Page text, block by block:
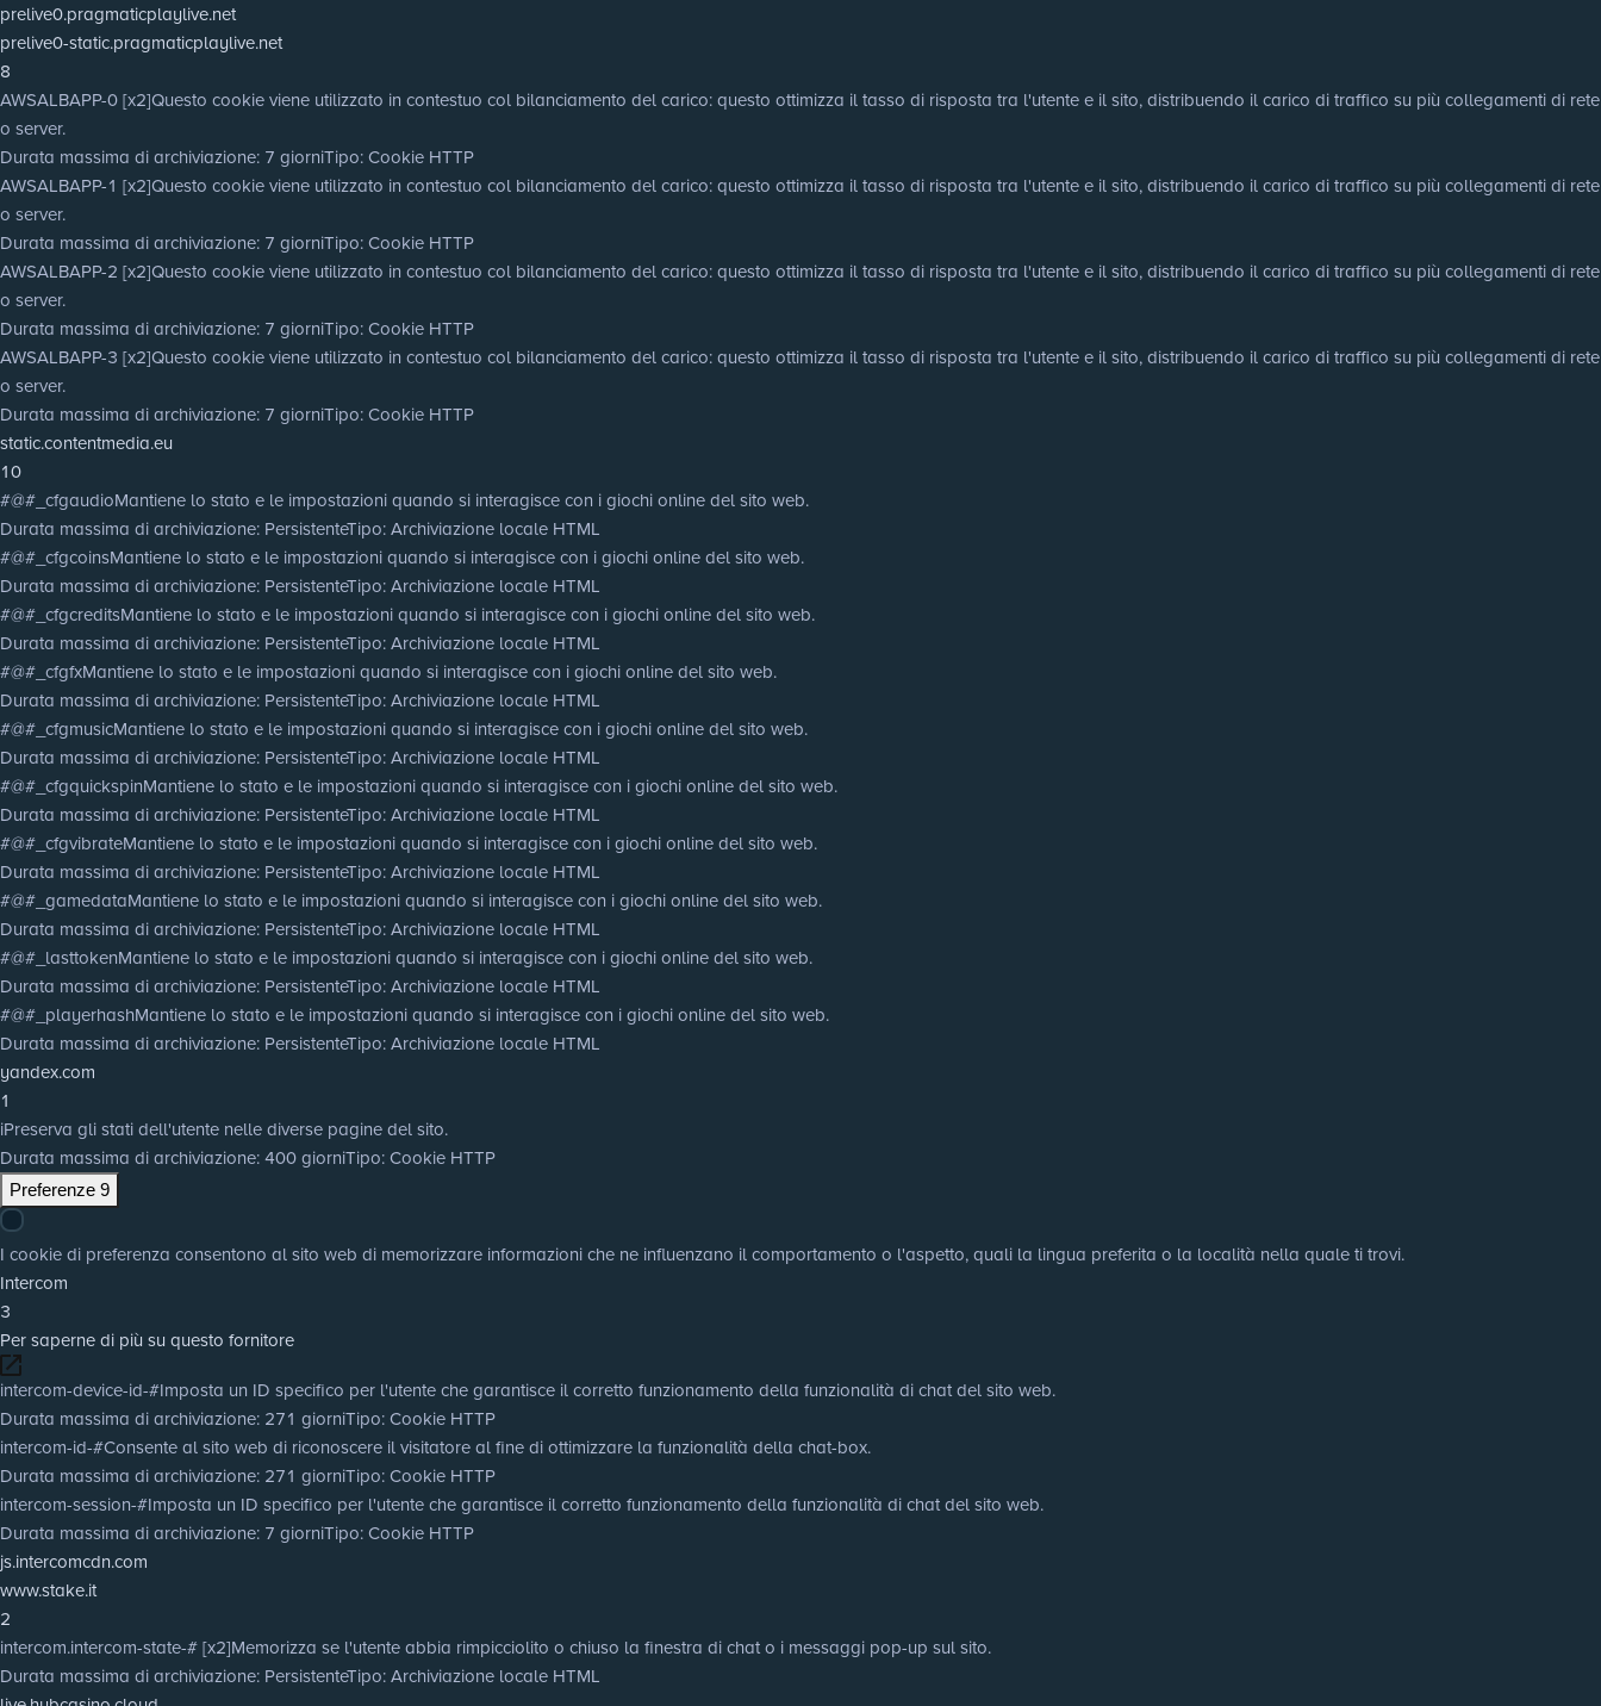
prelive0.pragmaticplaylive.net
prelive0-static.pragmaticplaylive.net
8
AWSALBAPP-0 [x2]Questo cookie viene utilizzato in contestuo col bilanciamento del carico: questo ottimizza il tasso di risposta tra l'utente e il sito, distribuendo il carico di traffico su più collegamenti di rete
o server.
Durata massima di archiviazione: 7 giorniTipo: Cookie HTTP
AWSALBAPP-1 [x2]Questo cookie viene utilizzato in contestuo col bilanciamento del carico: questo ottimizza il tasso di risposta tra l'utente e il sito, distribuendo il carico di traffico su più collegamenti di rete
o server.
Durata massima di archiviazione: 7 giorniTipo: Cookie HTTP
AWSALBAPP-2 [x2]Questo cookie viene utilizzato in contestuo col bilanciamento del carico: questo ottimizza il tasso di risposta tra l'utente e il sito, distribuendo il carico di traffico su più collegamenti di rete
o server.
Durata massima di archiviazione: 7 giorniTipo: Cookie HTTP
AWSALBAPP-3 [x2]Questo cookie viene utilizzato in contestuo col bilanciamento del carico: questo ottimizza il tasso di risposta tra l'utente e il sito, distribuendo il carico di traffico su più collegamenti di rete
o server.
Durata massima di archiviazione: 7 giorniTipo: Cookie HTTP
static.contentmedia.eu
10
#@#_cfgaudioMantiene lo stato e le impostazioni quando si interagisce con i giochi online del sito web.
Durata massima di archiviazione: PersistenteTipo: Archiviazione locale HTML
#@#_cfgcoinsMantiene lo stato e le impostazioni quando si interagisce con i giochi online del sito web.
Durata massima di archiviazione: PersistenteTipo: Archiviazione locale HTML
#@#_cfgcreditsMantiene lo stato e le impostazioni quando si interagisce con i giochi online del sito web.
Durata massima di archiviazione: PersistenteTipo: Archiviazione locale HTML
#@#_cfgfxMantiene lo stato e le impostazioni quando si interagisce con i giochi online del sito web.
Durata massima di archiviazione: PersistenteTipo: Archiviazione locale HTML
#@#_cfgmusicMantiene lo stato e le impostazioni quando si interagisce con i giochi online del sito web.
Durata massima di archiviazione: PersistenteTipo: Archiviazione locale HTML
#@#_cfgquickspinMantiene lo stato e le impostazioni quando si interagisce con i giochi online del sito web.
Durata massima di archiviazione: PersistenteTipo: Archiviazione locale HTML
#@#_cfgvibrateMantiene lo stato e le impostazioni quando si interagisce con i giochi online del sito web.
Durata massima di archiviazione: PersistenteTipo: Archiviazione locale HTML
#@#_gamedataMantiene lo stato e le impostazioni quando si interagisce con i giochi online del sito web.
Durata massima di archiviazione: PersistenteTipo: Archiviazione locale HTML
#@#_lasttokenMantiene lo stato e le impostazioni quando si interagisce con i giochi online del sito web.
Durata massima di archiviazione: PersistenteTipo: Archiviazione locale HTML
#@#_playerhashMantiene lo stato e le impostazioni quando si interagisce con i giochi online del sito web.
Durata massima di archiviazione: PersistenteTipo: Archiviazione locale HTML
yandex.com
1
iPreserva gli stati dell'utente nelle diverse pagine del sito.
Durata massima di archiviazione: 400 giorniTipo: Cookie HTTP
Preferenze 9
I cookie di preferenza consentono al sito web di memorizzare informazioni che ne influenzano il comportamento o l'aspetto, quali la lingua preferita o la località nella quale ti trovi.
Intercom
3
Per saperne di più su questo fornitore
intercom-device-id-#Imposta un ID specifico per l'utente che garantisce il corretto funzionamento della funzionalità di chat del sito web.
Durata massima di archiviazione: 271 giorniTipo: Cookie HTTP
intercom-id-#Consente al sito web di riconoscere il visitatore al fine di ottimizzare la funzionalità della chat-box.
Durata massima di archiviazione: 271 giorniTipo: Cookie HTTP
intercom-session-#Imposta un ID specifico per l'utente che garantisce il corretto funzionamento della funzionalità di chat del sito web.
Durata massima di archiviazione: 7 giorniTipo: Cookie HTTP
js.intercomcdn.com
www.stake.it
2
intercom.intercom-state-# [x2]Memorizza se l'utente abbia rimpicciolito o chiuso la finestra di chat o i messaggi pop-up sul sito.
Durata massima di archiviazione: PersistenteTipo: Archiviazione locale HTML